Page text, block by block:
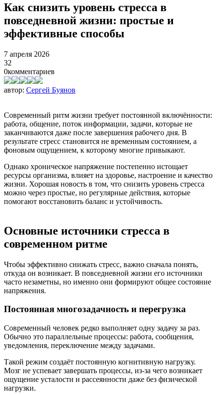
Как снизить уровень стресса в
повседневной жизни: простые и
эффективные способы
7 апреля 2026
32
0комментариев
автор: Сергей Буянов
Современный ритм жизни требует постоянной включённости:
работа, общение, поток информации, задачи, которые не
заканчиваются даже после завершения рабочего дня. В
результате стресс становится не временным состоянием, а
фоновым ощущением, к которому многие привыкают.
Однако хроническое напряжение постепенно истощает
ресурсы организма, влияет на здоровье, настроение и качество
жизни. Хорошая новость в том, что снизить уровень стресса
можно через простые, но регулярные действия, которые
помогают восстановить баланс и устойчивость.
Основные источники стресса в
современном ритме
Чтобы эффективно снижать стресс, важно сначала понять,
откуда он возникает. В повседневной жизни его источники
часто незаметны, но именно они формируют общее состояние
напряжения.
Постоянная многозадачность и перегрузка
Современный человек редко выполняет одну задачу за раз.
Обычно это параллельные процессы: работа, сообщения,
уведомления, переключение между задачами.
Такой режим создаёт постоянную когнитивную нагрузку.
Мозг не успевает завершать процессы, из-за чего возникает
ощущение усталости и рассеянности даже без физической
нагрузки.